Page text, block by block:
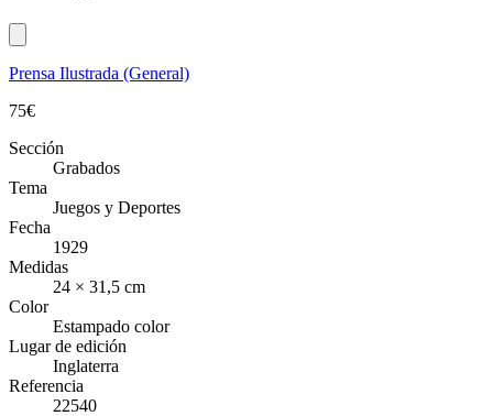
Prensa Ilustrada (General)
75€
Sección
Grabados
Tema
Juegos y Deportes
Fecha
1929
Medidas
24 × 31,5 cm
Color
Estampado color
Lugar de edición
Inglaterra
Referencia
22540